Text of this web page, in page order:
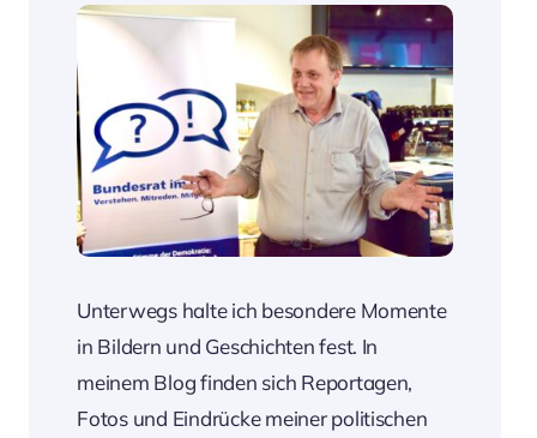
Unterwegs halte ich besondere Momente
in Bildern und Geschichten fest. In
meinem Blog finden sich Reportagen,
Fotos und Eindrücke meiner politischen